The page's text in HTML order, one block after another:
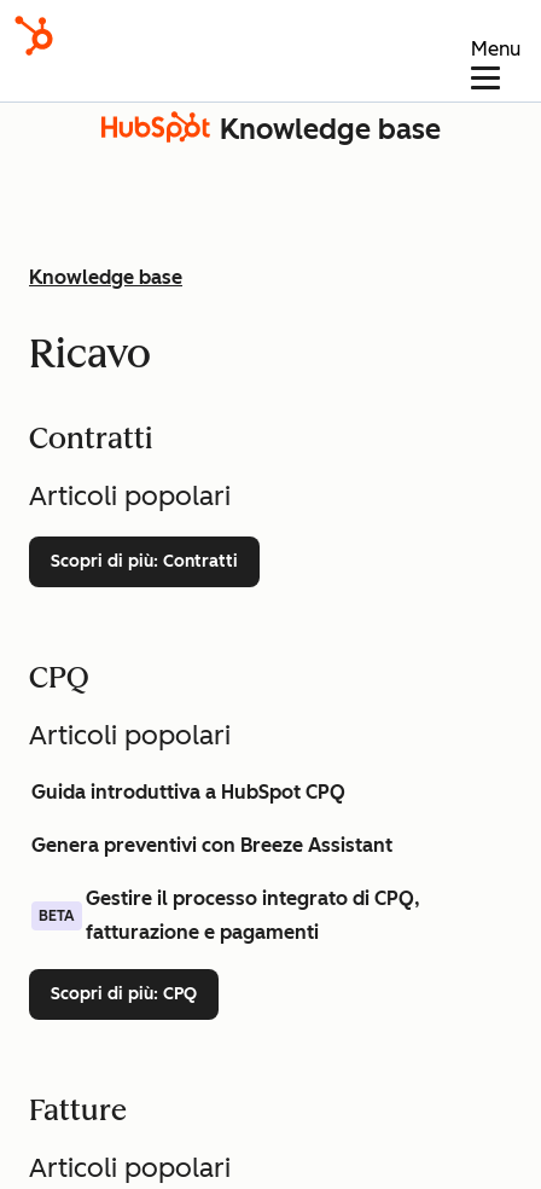
Menu
Knowledge base
Knowledge base
Ricavo
Contratti
Articoli popolari
Scopri di più: Contratti
CPQ
Articoli popolari
Guida introduttiva a HubSpot CPQ
Genera preventivi con Breeze Assistant
BETA
Gestire il processo integrato di CPQ,
fatturazione e pagamenti
Scopri di più: CPQ
Fatture
Articoli popolari